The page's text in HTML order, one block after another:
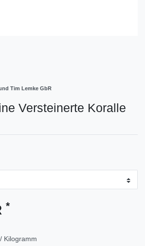
Tim Lemke GbR
Versteinerte Koralle
*
Kilogramm